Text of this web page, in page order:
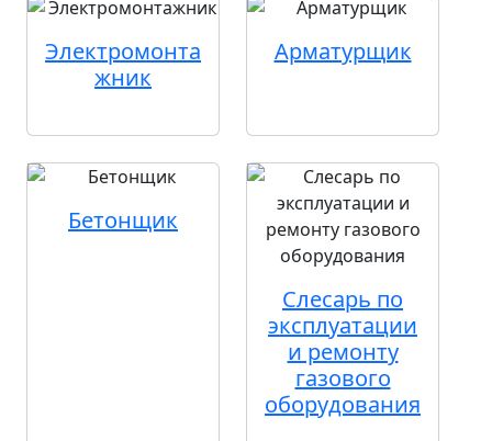
Электромонта
жник
Арматурщик
Бетонщик
Слесарь по
эксплуатации
и ремонту
газового
оборудования